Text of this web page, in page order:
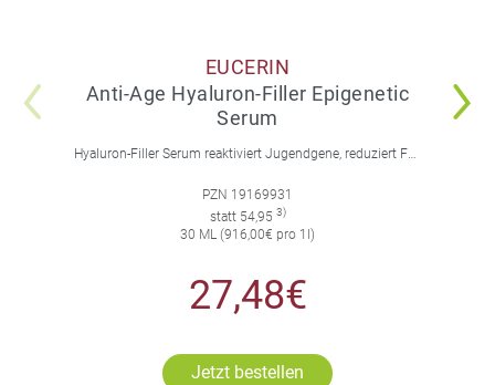
EUCERIN
Anti-Age Hyaluron-Filler Epigenetic
Serum
PZN 19169931
statt 54,95 3)
30 ML (916,00€ pro 1l)
27,48€
Jetzt bestellen